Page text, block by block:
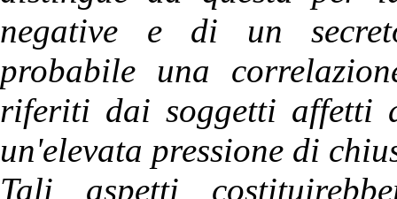
negative e di un
probabile una
riferiti dai soggetti affetti
un'elevata pressione di
Tali aspetti